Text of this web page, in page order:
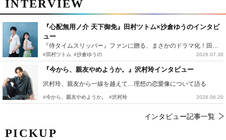
PICKUP
INTERVIEW
『心配無用ノ介 天下御免』田村ツトム×沙倉ゆうのインタビ
ュー
『侍タイムスリッパー』ファンに贈る、まさかのドラマ化！田村ツトム×沙倉ゆうのが語る『心配無用ノ介』撮影秘話
#田村ツトム #沙倉ゆうの 2026.07.30
『今から、親友やめようか。』沢村玲インタビュー
沢村玲、親友から一線を越えて…理想の恋愛像について語る
#今から、親友やめようか。 #沢村玲 2026.06.20
インタビュー記事一覧